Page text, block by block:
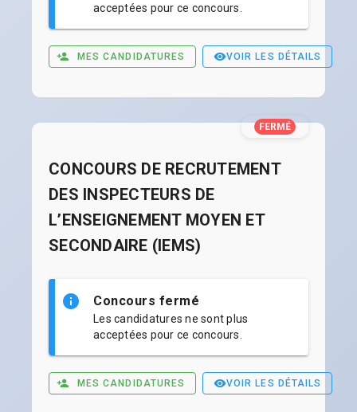
acceptées pour ce concours.
MES CANDIDATURES VOIR LES DÉTAILS
FERMÉ
CONCOURS DE RECRUTEMENT
DES INSPECTEURS DE
L’ENSEIGNEMENT MOYEN ET
SECONDAIRE (IEMS)
Concours fermé
Les candidatures ne sont plus
acceptées pour ce concours.
MES CANDIDATURES VOIR LES DÉTAILS